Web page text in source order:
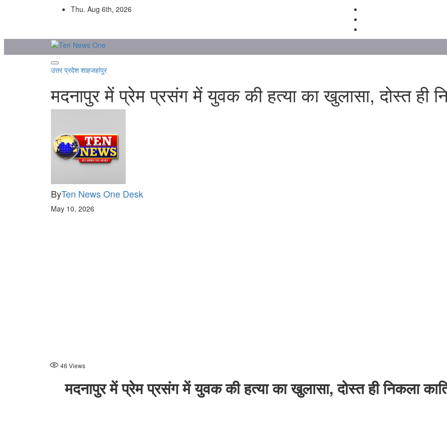
Thu. Aug 6th, 2026
उत्तर प्रदेश शाहजहांपुर
मदनापुर में प्रेम प्रसंग में युवक की हत्या का खुलासा, दोस्त ही
ByTen News One Desk
May 10, 2026
46 Views
मदनापुर में प्रेम प्रसंग में युवक की हत्या का खुलासा, दोस्त ही निकला